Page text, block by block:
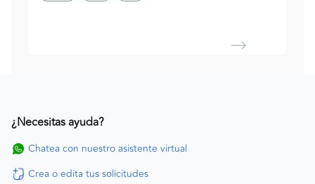
¿Necesitas ayuda?
Chatea con nuestro asistente virtual
Crea o edita tus solicitudes